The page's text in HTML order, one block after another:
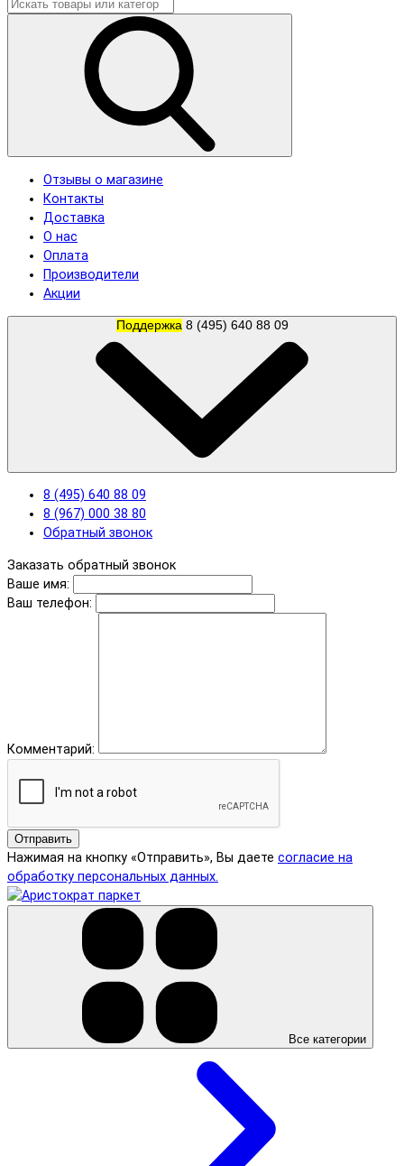
Отзывы о магазине
Контакты
Доставка
О нас
Оплата
Производители
Акции
Поддержка 8 (495) 640 88 09
8 (495) 640 88 09
8 (967) 000 38 80
Обратный звонок
Заказать обратный звонок
Ваше имя:
Ваш телефон:
Комментарий:
Отправить
Нажимая на кнопку «Отправить», Вы даете согласие на
обработку персональных данных.
Все категории